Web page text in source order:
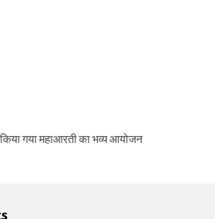
गया महाआरती का भव्य आयोजन